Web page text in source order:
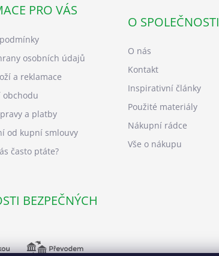
PRO VÁS
osobních údajů
a reklamace
obchodu
a platby
od kupní smlouvy
často ptáte?
O SPOLEČNOSTI
O nás
Kontakt
Inspirativní články
Použité materiály
Nákupní rádce
Vše o nákupu
BEZPEČNÝCH